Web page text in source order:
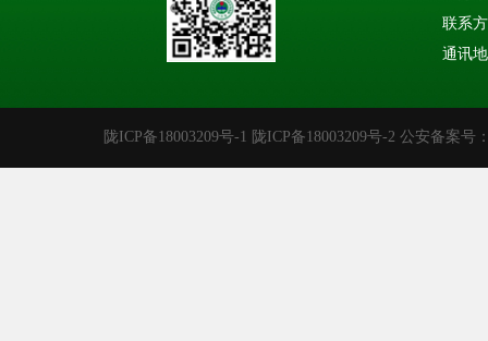
联系
通讯
陇ICP备18003209号-1 陇ICP备18003209号-2 公安备案号